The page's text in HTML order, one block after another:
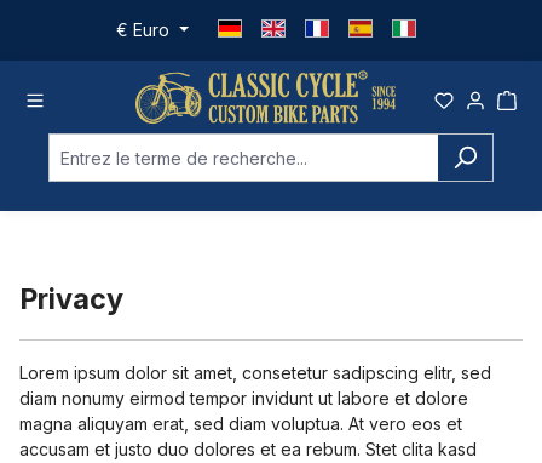
Passer au contenu principal
€ Euro
Privacy
Lorem ipsum dolor sit amet, consetetur sadipscing elitr, sed
diam nonumy eirmod tempor invidunt ut labore et dolore
magna aliquyam erat, sed diam voluptua. At vero eos et
accusam et justo duo dolores et ea rebum. Stet clita kasd